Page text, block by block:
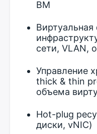
ВМ
Виртуальная
сети, VLAN,
Управление
thick & thin
объема
Hot-plug
диски, vNIC)